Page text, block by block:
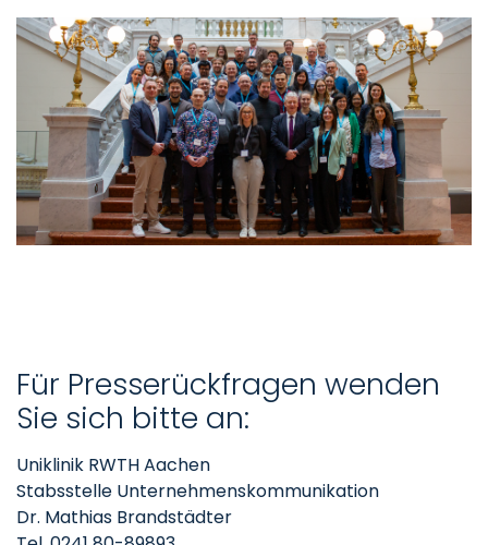
Für Presserückfragen wenden
Sie sich bitte an:
Uniklinik RWTH Aachen
Stabsstelle Unternehmenskommunikation
Dr. Mathias Brandstädter